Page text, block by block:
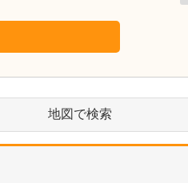
地図で検索
愛知県岡崎市
岡崎ゆうあいクリニック
小林 正学院長